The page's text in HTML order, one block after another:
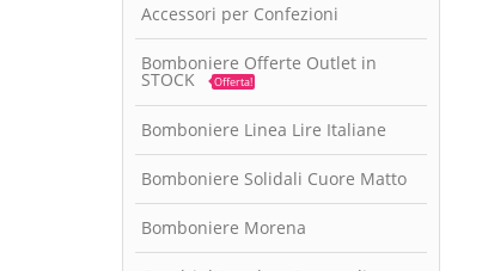
Accessori per Confezioni
Bomboniere Offerte Outlet in
STOCK Offerta!
Bomboniere Linea Lire Italiane
Bomboniere Solidali Cuore Matto
Bomboniere Morena